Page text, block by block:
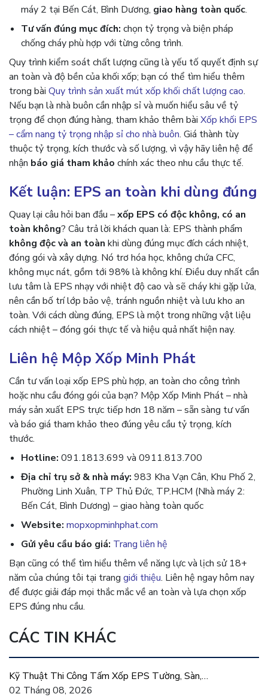
máy 2 tại Bến Cát, Bình Dương, giao hàng toàn quốc.
Tư vấn đúng mục đích: chọn tỷ trọng và biện pháp
chống cháy phù hợp với từng công trình.
Quy trình kiểm soát chất lượng cũng là yếu tố quyết định sự
an toàn và độ bền của khối xốp; bạn có thể tìm hiểu thêm
trong bài Quy trình sản xuất mút xốp khối chất lượng cao.
Nếu bạn là nhà buôn cần nhập sỉ và muốn hiểu sâu về tỷ
trọng để chọn đúng hàng, tham khảo thêm bài Xốp khối EPS
– cẩm nang tỷ trọng nhập sỉ cho nhà buôn. Giá thành tùy
thuộc tỷ trọng, kích thước và số lượng, vì vậy hãy liên hệ để
nhận báo giá tham khảo chính xác theo nhu cầu thực tế.
Kết luận: EPS an toàn khi dùng đúng
Quay lại câu hỏi ban đầu –xốp EPS có độc không, có an
toàn không? Câu trả lời khách quan là: EPS thành phẩm
không độc và an toàn khi dùng đúng mục đích cách nhiệt,
đóng gói và xây dựng. Nó trơ hóa học, không chứa CFC,
không mục nát, gồm tới 98% là không khí. Điều duy nhất cần
lưu tâm là EPS nhạy với nhiệt độ cao và sẽ cháy khi gặp lửa,
nên cần bố trí lớp bảo vệ, tránh nguồn nhiệt và lưu kho an
toàn. Với cách dùng đúng, EPS là một trong những vật liệu
cách nhiệt – đóng gói thực tế và hiệu quả nhất hiện nay.
Liên hệ Mộp Xốp Minh Phát
Cần tư vấn loại xốp EPS phù hợp, an toàn cho công trình
hoặc nhu cầu đóng gói của bạn? Mộp Xốp Minh Phát – nhà
máy sản xuất EPS trực tiếp hơn 18 năm – sẵn sàng tư vấn
và báo giá tham khảo theo đúng yêu cầu tỷ trọng, kích
thước.
Hotline: 091.1813.699 và 0911.813.700
Địa chỉ trụ sở & nhà máy: 983 Kha Vạn Cân, Khu Phố 2,
Phường Linh Xuân, TP Thủ Đức, TP.HCM (Nhà máy 2:
Bến Cát, Bình Dương) – giao hàng toàn quốc
Website: mopxopminhphat.com
Gửi yêu cầu báo giá: Trang liên hệ
Bạn cũng có thể tìm hiểu thêm về năng lực và lịch sử 18+
năm của chúng tôi tại trang giới thiệu. Liên hệ ngay hôm nay
để được giải đáp mọi thắc mắc về an toàn và lựa chọn xốp
EPS đúng nhu cầu.
CÁC TIN KHÁC
Kỹ Thuật Thi Công Tấm Xốp EPS Tường, Sàn,
Mái Đúng Chuẩn
02 Tháng 08, 2026